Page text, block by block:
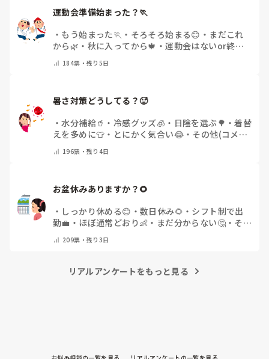
運動会準備始まった？🏃
・ もう始まった🏃 ・ そろそろ始まる😊 ・ まだこれ
から🌿 ・ 秋に入ってから🍁 ・運動会はないor終わ
184票・残り5日
暑さ対策どうしてる？🥵
・水分補給🥤 ・ 冷感グッズ🧊 ・ 日陰を選ぶ🌳 ・着替
えを多めに👕 ・ とにかく気合い😂・ その他(コメン
196票・残り4日
お盆休みありますか？🌻
・ しっかり休める😊 ・ 数日休み🌻 ・ シフト制で出
勤💼 ・ ほぼ通常どおり👶 ・ まだ分からない🤔・ その
209票・残り3日
リアルアンケートをもっと見る